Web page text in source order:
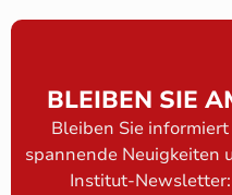
BLEIBEN SIE
Bleiben Sie
spannende Neuigkeiten
Institut-